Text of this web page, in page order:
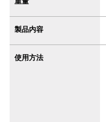
製品内容
使用方法